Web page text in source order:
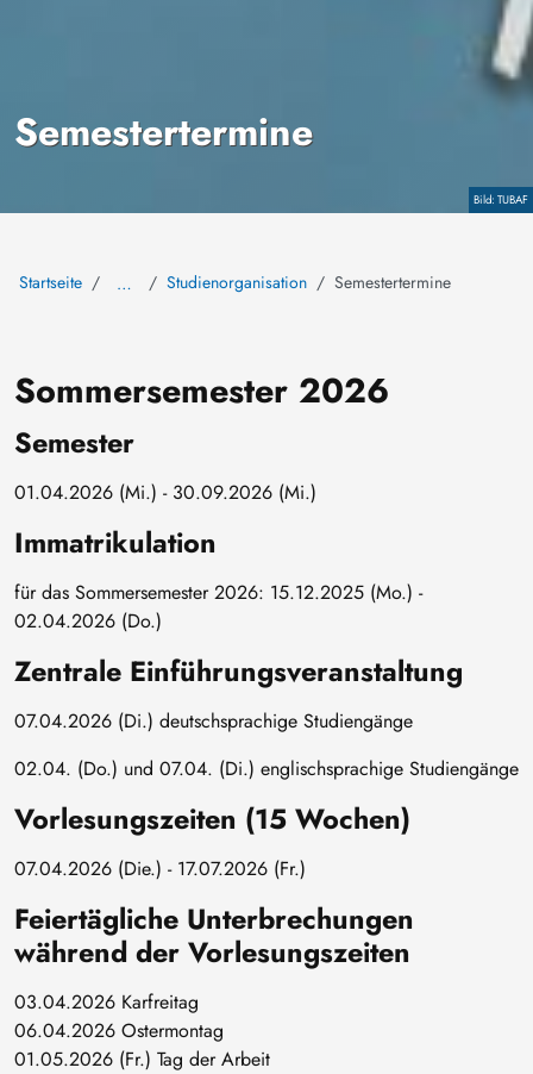
Copyright
TUBAF
Semestertermine
Startseite … Studienorganisation Semestertermine
Sommersemester 2026
Semester
01.04.2026 (Mi.) - 30.09.2026 (Mi.)
Immatrikulation
für das Sommersemester 2026: 15.12.2025 (Mo.) -
02.04.2026 (Do.)
Zentrale Einführungsveranstaltung
07.04.2026 (Di.) deutschsprachige Studiengänge
02.04. (Do.) und 07.04. (Di.) englischsprachige Studiengänge
Vorlesungszeiten (15 Wochen)
07.04.2026 (Die.) - 17.07.2026 (Fr.)
Feiertägliche Unterbrechungen
während der Vorlesungszeiten
03.04.2026 Karfreitag
06.04.2026 Ostermontag
01.05.2026 (Fr.) Tag der Arbeit